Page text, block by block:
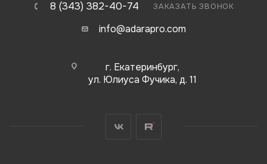
8 (343) 382-40-74 ЗАКАЗАТЬ ЗВОНОК
info@adarapro.com
г. Екатеринбург,
ул. Юлиуса Фучика, д. 11